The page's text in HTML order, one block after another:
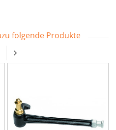
folgende Produkte